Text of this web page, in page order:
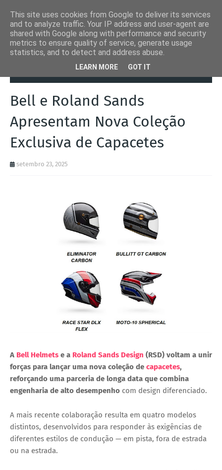
Bell e Roland Sands Apresentam Nova Coleção
Bell e Roland Sands
Apresentam Nova Coleção
Exclusiva de Capacetes
setembro 23, 2025
A Bell Helmets e a Roland Sands Design (RSD) voltam a unir
forças para lançar uma nova coleção de capacetes,
reforçando uma parceria de longa data que combina
engenharia de alto desempenho com design diferenciado.
A mais recente colaboração resulta em quatro modelos
distintos, desenvolvidos para responder às exigências de
diferentes estilos de condução — em pista, fora de estrada
ou na estrada.
This site uses cookies from Google to deliver its services
and to analyze traffic. Your IP address and user-agent are
shared with Google along with performance and security
metrics to ensure quality of service, generate usage
statistics, and to detect and address abuse.
LEARN MORE GOT IT